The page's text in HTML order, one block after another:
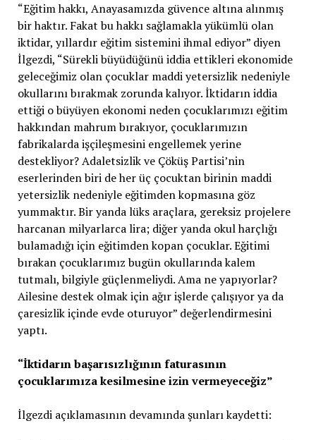
“Eğitim hakkı, Anayasamızda güvence altına alınmış
bir haktır. Fakat bu hakkı sağlamakla yükümlü olan
iktidar, yıllardır eğitim sistemini ihmal ediyor” diyen
İlgezdi, “Sürekli büyüdüğünü iddia ettikleri ekonomide
geleceğimiz olan çocuklar maddi yetersizlik nedeniyle
okullarını bırakmak zorunda kalıyor. İktidarın iddia
ettiği o büyüyen ekonomi neden çocuklarımızı eğitim
hakkından mahrum bırakıyor, çocuklarımızın
fabrikalarda işçileşmesini engellemek yerine
destekliyor? Adaletsizlik ve Çöküş Partisi’nin
eserlerinden biri de her üç çocuktan birinin maddi
yetersizlik nedeniyle eğitimden kopmasına göz
yummaktır. Bir yanda lüks araçlara, gereksiz projelere
harcanan milyarlarca lira; diğer yanda okul harçlığı
bulamadığı için eğitimden kopan çocuklar. Eğitimi
bırakan çocuklarımız bugün okullarında kalem
tutmalı, bilgiyle güçlenmeliydi. Ama ne yapıyorlar?
Ailesine destek olmak için ağır işlerde çalışıyor ya da
çaresizlik içinde evde oturuyor” değerlendirmesini
yaptı.
“İktidarın başarısızlığının faturasının
çocuklarımıza kesilmesine izin vermeyeceğiz”
İlgezdi açıklamasının devamında şunları kaydetti: